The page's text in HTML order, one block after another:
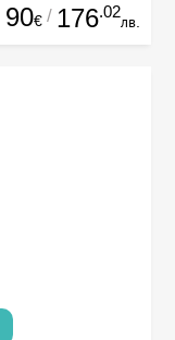
90€ / 176.02
лв.